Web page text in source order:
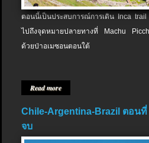
ตอนนี้เป็นประสบการณ์การเดิน Inca
ไปถึงจุดหมายปลายทางที่ Machu
ด้วยป่าอเมซอนตอนใต้
Read more
Chile-Argentina-Brazil ตอนที่
จบ